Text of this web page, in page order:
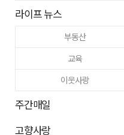
라이프 뉴스
부동산
교육
이웃사랑
주간매일
고향사랑